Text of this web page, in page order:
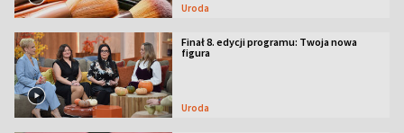
Uroda
Finał 8. edycji programu: Twoja nowa
figura
Uroda